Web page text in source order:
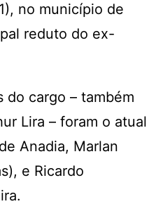
no município de
reduto do ex-
do cargo – também
Lira – foram o atual
Anadia, Marlan
e Ricardo